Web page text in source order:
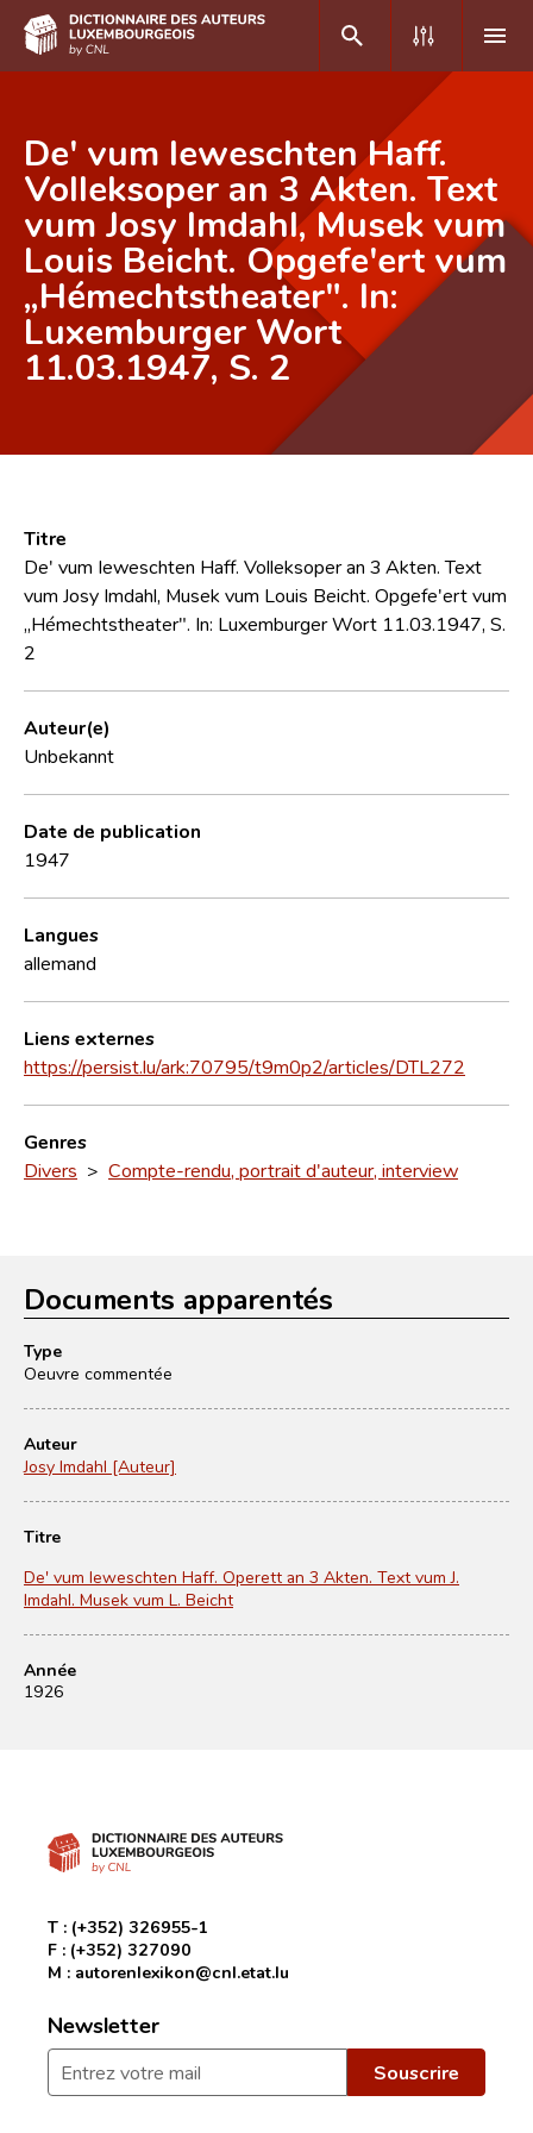
DE FR
Accueil
Auteur(e)s A-Z
Recherche avancée
Foire aux questions
Équipe scientifique
De' vum Ieweschten Haff.
Volleksoper an 3 Akten. Text
vum Josy Imdahl, Musek vum
Louis Beicht. Opgefe'ert vum
„Hémechtstheater". In:
Luxemburger Wort
11.03.1947, S. 2
Titre
De' vum Ieweschten Haff. Volleksoper an 3 Akten. Text
vum Josy Imdahl, Musek vum Louis Beicht. Opgefe'ert vum
„Hémechtstheater". In: Luxemburger Wort 11.03.1947, S.
2
Auteur(e)
Unbekannt
Date de publication
1947
Langues
allemand
Liens externes
https://persist.lu/ark:70795/t9m0p2/articles/DTL272
Genres
Divers > Compte-rendu, portrait d'auteur, interview
Documents apparentés
Type
Oeuvre commentée
Auteur
Josy Imdahl [Auteur]
Titre
De' vum Ieweschten Haff. Operett an 3 Akten. Text vum J.
Imdahl. Musek vum L. Beicht
Année
1926
T : (+352) 326955-1
F : (+352) 327090
M : autorenlexikon@cnl.etat.lu
Newsletter